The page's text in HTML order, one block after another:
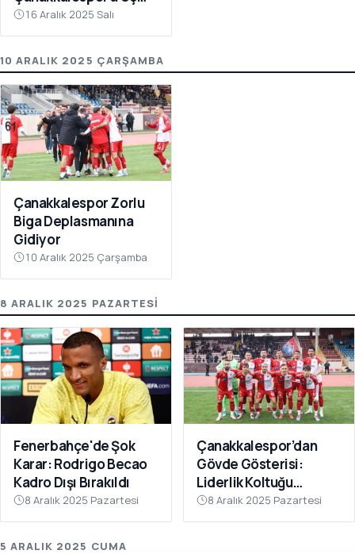
Puanı Getirdi
16 Aralık 2025 Salı
10 ARALIK 2025 ÇARŞAMBA
Çanakkalespor Zorlu
Biga Deplasmanına
Gidiyor
10 Aralık 2025 Çarşamba
8 ARALIK 2025 PAZARTESI
Fenerbahçe'de Şok
Karar: Rodrigo Becao
Kadro Dışı Bırakıldı
8 Aralık 2025 Pazartesi
Çanakkalespor’dan
Gövde Gösterisi:
Liderlik Koltuğu
Bırakılmıyor!
8 Aralık 2025 Pazartesi
5 ARALIK 2025 CUMA